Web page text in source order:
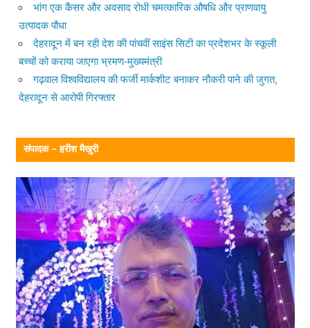
भांग एक कैंसर और अवसाद रोधी चमत्कारिक औषधि और प्राणवायु
उत्पादक पौधा
देहरादून में बन रही देश की पांचवीं साइंस सिटी का प्रदेशभर के स्कूली
बच्चों को कराया जाएगा भ्रमण-मुख्यमंत्री
गढ़वाल विश्वविद्यालय की फर्जी मार्कशीट बनाकर नौकरी पाने की जुगत,
देहरादून से आरोपी गिरफ्तार
संपादक – हरीश मैखुरी